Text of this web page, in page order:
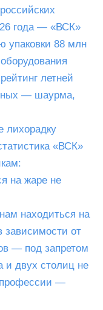
года — «ВСК»
упаковки 88 млн
летней
— шаурма,
лихорадку
«ВСК»
на жаре не
находиться на
зависимости от
— под запретом
и двух столиц не
профессии —